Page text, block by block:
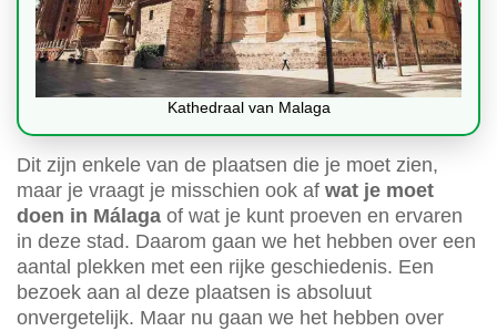
Kathedraal van Malaga
Dit zijn enkele van de plaatsen die je moet zien,
maar je vraagt je misschien ook af wat je moet
doen in Málaga of wat je kunt proeven en ervaren
in deze stad. Daarom gaan we het hebben over een
aantal plekken met een rijke geschiedenis. Een
bezoek aan al deze plaatsen is absoluut
onvergetelijk. Maar nu gaan we het hebben over